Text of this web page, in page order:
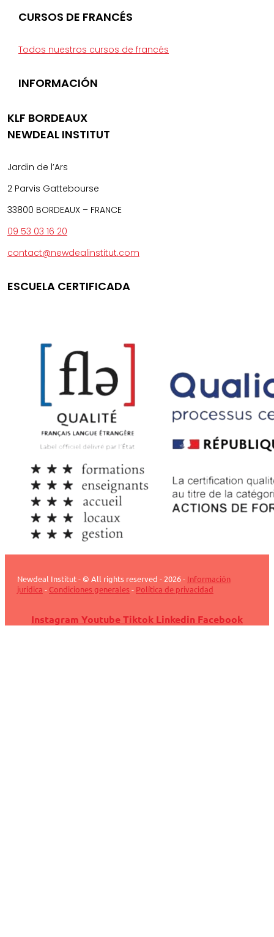
CURSOS DE FRANCÉS
Todos nuestros cursos de francés
INFORMACIÓN
KLF BORDEAUX
NEWDEAL INSTITUT
Jardin de l’Ars
2 Parvis Gattebourse
33800 BORDEAUX – FRANCE
09 53 03 16 20
contact@newdealinstitut.com
ESCUELA CERTIFICADA
Newdeal Institut - © All rights reserved - 2026 - Información
jurídica - Condiciones generales - Política de privacidad
Instagram YoutubeTiktok Linkedin Facebook